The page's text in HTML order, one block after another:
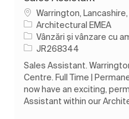
LocWarrington,
Architectural EMEA
Categorie
Vânzări și vânzare cu
Job IdJR268344
Sales Assistant.
Centre. Full Time |
now have an exciting,
Assistant within our